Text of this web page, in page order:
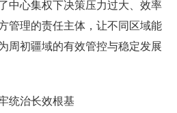
中心集权下决策压力过大、效率
管理的责任主体，让不同区域能
周初疆域的有效管控与稳定发展
统治长效根基